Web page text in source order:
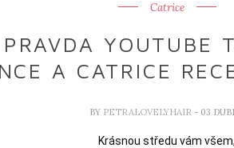
Catrice
YOUTUBE
A CATRICE
BY PETRALOVELYHAIR - 03
Krásnou středu vám všem,